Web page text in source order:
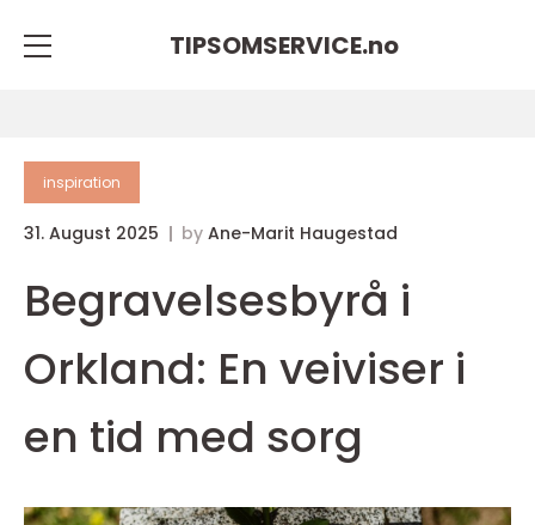
TIPSOMSERVICE.no
inspiration
31. August 2025 by Ane-Marit Haugestad
Begravelsesbyrå i
Orkland: En veiviser i
en tid med sorg